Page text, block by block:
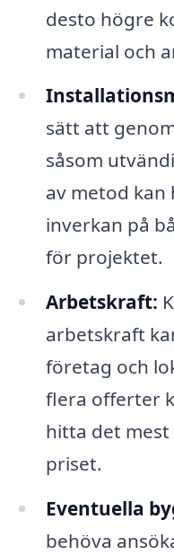
desto högre
material och
sätt att
såsom
av metod kan
inverkan på
för projektet.
Arbetskraft:
arbetskraft
företag och
flera offerter
hitta det
priset.
Eventuella
behöva